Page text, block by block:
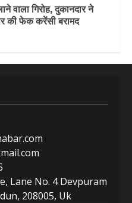
वाला गिरोह, दुकानदार ने
की फेक करेंसी बरामद
Lane No. 4 Devpuram
208005, Uk